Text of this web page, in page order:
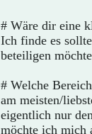
# Wäre dir eine
Ich finde es
beteiligen
# Welche
am meisten/
eigentlich nur
möchte ich mich